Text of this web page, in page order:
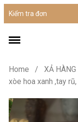
Kiểm tra đơn
Home / XẢ
xòe hoa xanh ,tay